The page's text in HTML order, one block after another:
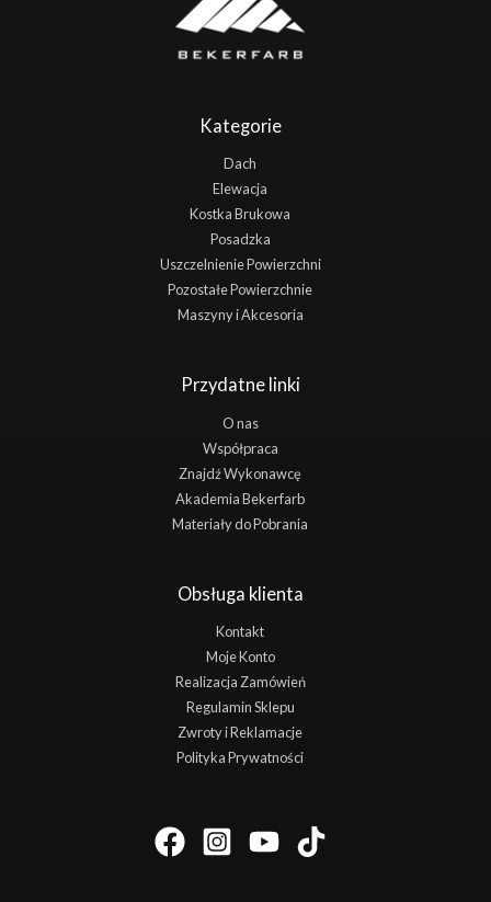
Kategorie
Dach
Elewacja
Kostka Brukowa
Posadzka
Uszczelnienie Powierzchni
Pozostałe Powierzchnie
Maszyny i Akcesoria
Przydatne linki
O nas
Współpraca
Znajdź Wykonawcę
Akademia Bekerfarb
Materiały do Pobrania
Obsługa klienta
Kontakt
Moje Konto
Realizacja Zamówień
Regulamin Sklepu
Zwroty i Reklamacje
Polityka Prywatności